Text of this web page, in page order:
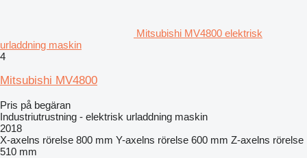
Mitsubishi MV4800 elektrisk
urladdning maskin
4
Mitsubishi MV4800
Pris på begäran
Industriutrustning - elektrisk urladdning maskin
2018
X-axelns rörelse 800 mm Y-axelns rörelse 600 mm Z-axelns rörelse
510 mm